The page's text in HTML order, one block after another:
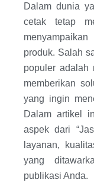
Dalam dunia
cetak tetap
produk. Salah
populer adalah
memberikan
yang ingin
Dalam artikel
aspek dari
layanan,
yang
publikasi Anda.